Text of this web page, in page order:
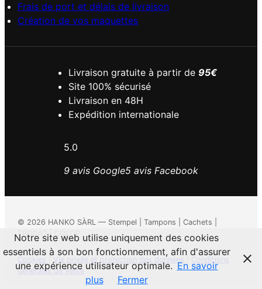
Frais de port et délais de livraison
Création de vos maquettes
Livraison gratuite à partir de 95€
Site 100% sécurisé
Livraison en 48H
Expédition internationale
5.0
9 avis Google5 avis Facebook
© 2026 HANKO SÀRL — Stempel | Tampons | Cachets |
TRODAT | COLOP
Cookies Vie privée et protection des données
Conditions
générales de vente
Notre site web utilise uniquement des cookies
essentiels à son bon fonctionnement, afin d'assurer
une expérience utilisateur optimale. En savoir
plus
Fermer